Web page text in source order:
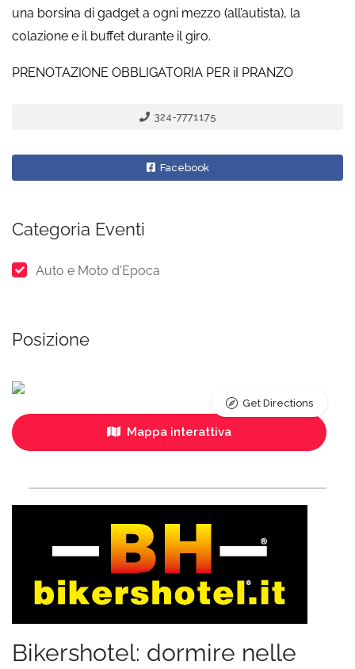
una borsina di gadget a ogni mezzo (all’autista), la
colazione e il buffet durante il giro.
PRENOTAZIONE OBBLIGATORIA PER iI PRANZO
324-7771175
Facebook
Categoria Eventi
Auto e Moto d'Epoca
Posizione
Mappa interattiva
Get Directions
Bikershotel: dormire nelle